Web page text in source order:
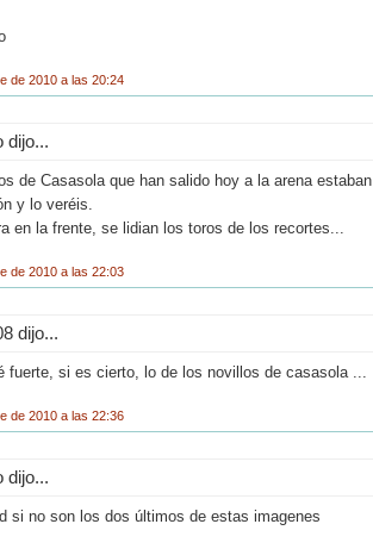
de 2010 a las 20:24
dijo...
de Casasola que han salido hoy a la arena
y lo veréis.
en la frente, se lidian los toros de los recortes...
de 2010 a las 22:03
dijo...
fuerte, si es cierto, lo de los novillos de casasola ...
de 2010 a las 22:36
dijo...
si no son los dos últimos de estas imagenes